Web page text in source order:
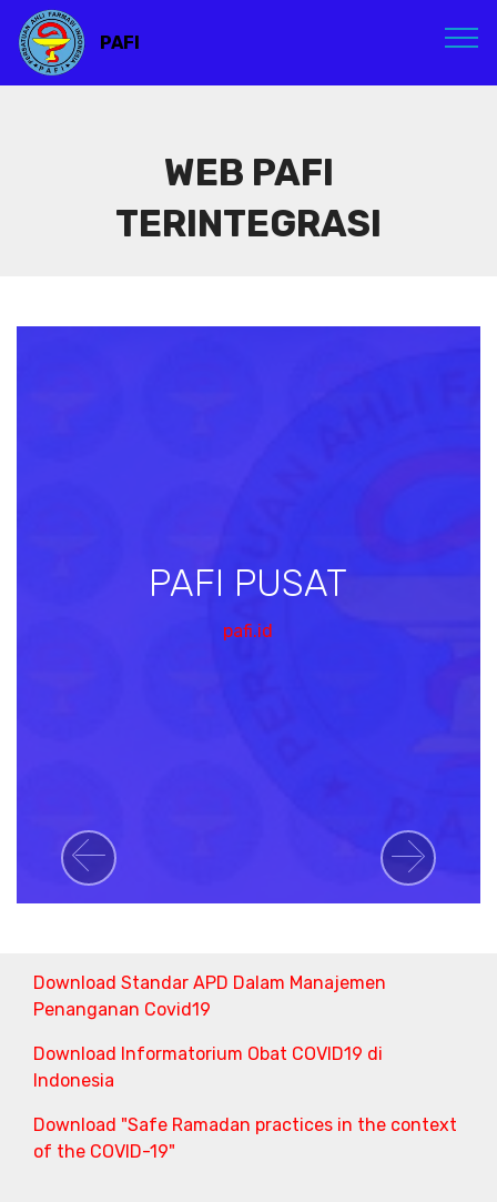
PAFI
WEB PAFI
TERINTEGRASI
PAFI PUSAT
pafi.id
Previous Next
Download Standar APD Dalam Manajemen
Penanganan Covid19
Download Informatorium Obat COVID19 di
Indonesia
Download "Safe Ramadan practices in the context
of the COVID-19"